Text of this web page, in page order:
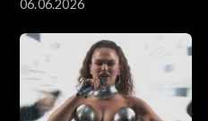
06.06.2026